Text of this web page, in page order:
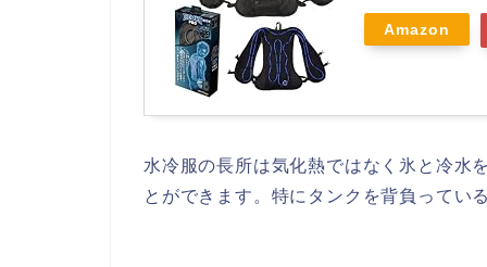
Amazon
水冷服の長所は気化熱ではなく氷と冷水
とができます。特にタンクを背負ってい